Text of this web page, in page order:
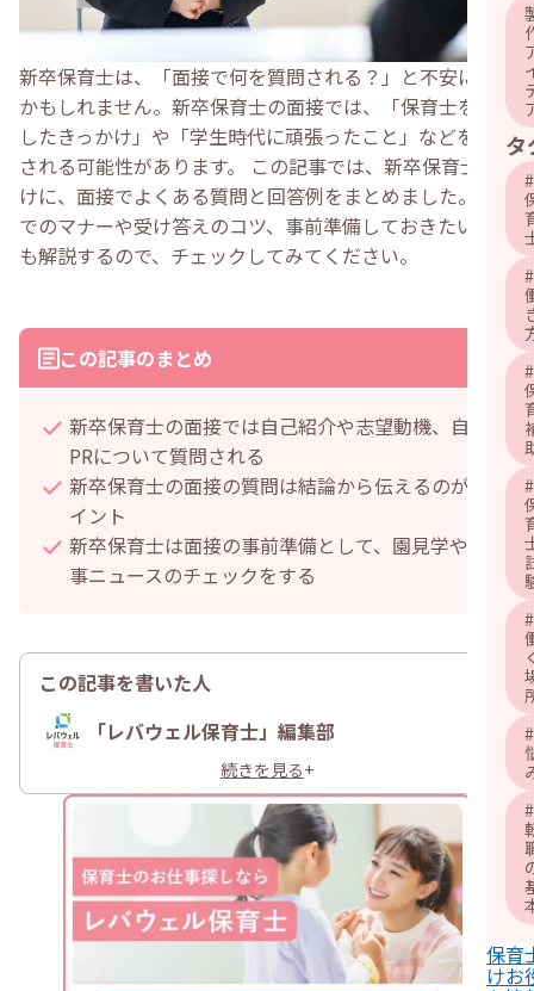
タ
#
#
#
#
#
#
#
保育
けお
新卒保育士は、「面接で何を質問される？」と不安に思う
かもしれません。新卒保育士の面接では、「保育士を目指
したきっかけ」や「学生時代に頑張ったこと」などを質問
される可能性があります。 この記事では、新卒保育士向
けに、面接でよくある質問と回答例をまとめました。面接
でのマナーや受け答えのコツ、事前準備しておきたいこと
も解説するので、チェックしてみてください。
この記事のまとめ
新卒保育士の面接では自己紹介や志望動機、自己
PRについて質問される
新卒保育士の面接の質問は結論から伝えるのがポ
イント
新卒保育士は面接の事前準備として、園見学や時
事ニュースのチェックをする
この記事を書いた人
「レバウェル保育士」編集部
続きを見る+